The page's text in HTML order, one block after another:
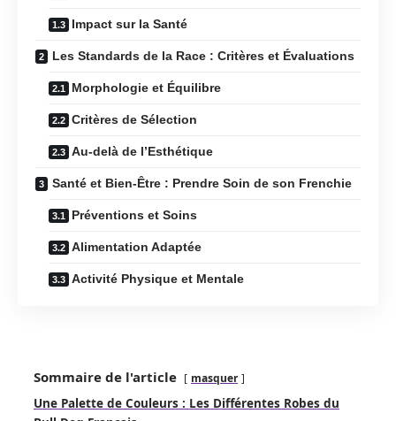
Impact sur la Santé
Les Standards de la Race : Critères et Évaluations
Morphologie et Équilibre
Critères de Sélection
Au-delà de l’Esthétique
Santé et Bien-Être : Prendre Soin de son Frenchie
Préventions et Soins
Alimentation Adaptée
Activité Physique et Mentale
Sommaire de l'article masquer
Une Palette de Couleurs : Les Différentes Robes du